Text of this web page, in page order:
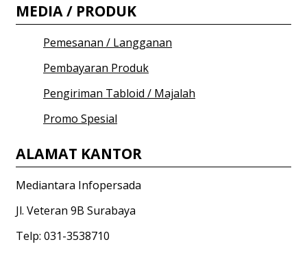
MEDIA / PRODUK
Pemesanan / Langganan
Pembayaran Produk
Pengiriman Tabloid / Majalah
Promo Spesial
ALAMAT KANTOR
Mediantara Infopersada
Jl. Veteran 9B Surabaya
Telp: 031-3538710